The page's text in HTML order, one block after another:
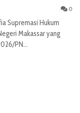
0
Supremasi Hukum
Makassar yang
PN...